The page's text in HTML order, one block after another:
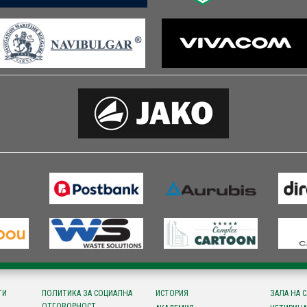
ПОЛИТИКА ЗА СОЦИАЛНА
ИСТОРИЯ
ЗАЛА НА